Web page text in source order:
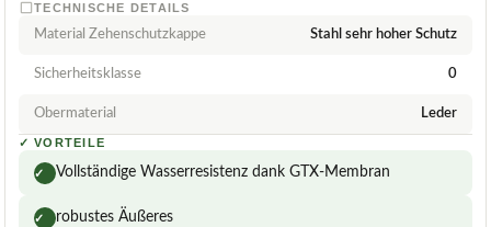
TECHNISCHE DETAILS
Material Zehenschutzkappe Stahl sehr hoher Schutz
Sicherheitsklasse 0
Obermaterial Leder
✓ VORTEILE
✓ Vollständige Wasserresistenz dank GTX-Membran
✓ robustes Äußeres